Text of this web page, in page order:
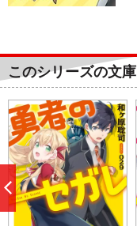
このシリーズの文庫
前